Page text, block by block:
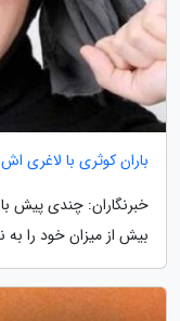
باران کوثری با لاغری
خبرنگاران: چندی پیش
بیش از میزان خود را